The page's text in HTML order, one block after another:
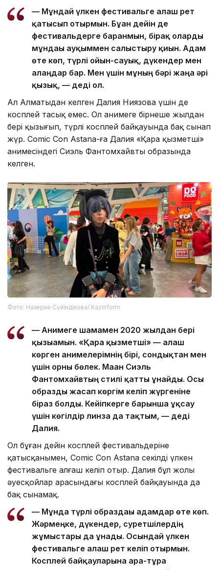
— Мұндай үлкен фестивальге алғаш рет
қатысып отырмын. Бұған дейін де
фестивальдерге барғанмын, бірақ оларды
мұндағы ауқыммен салыстыру қиын. Адам
өте көп, түрлі ойын-сауық, дүкендер мен
алаңдар бар. Мен үшін мұның бәрі жаңа әрі
қызық, — деді ол.
Ал Алматыдан келген Далия Ниязова үшін де
косплей таңсық емес. Ол анимеге бірнеше жылдан
бері қызығып, түрлі косплей байқауында бақ сынап
жүр. Comic Con Astana-ға Далия «Қара қызметші»
анимесіндегі Сиэль Фантомхайвтың образында
келген.
Фото: Назерке Сүйіндікова/ Kazinform
— Анимеге шамамен 2020 жылдан бері
қызығамын. «Қара қызметші» — алғаш
көрген анимелерімнің бірі, сондықтан мен
үшін орны бөлек. Маған Сиэль
Фантомхайвтың стилі қатты ұнайды. Осы
образды жасап көргім келіп жүргеніне
біраз болды. Кейіпкерге барынша ұқсау
үшін көгілдір линза да тақтым, — деді
Далия.
Ол бұған дейін косплей фестивальдеріне
қатысқанымен, Comic Con Astana секілді үлкен
фестивальге алғаш келіп отыр. Далия бұл жолы
әуесқойлар арасындағы косплей байқауында да
бақ сынамақ.
— Мұнда түрлі образдағы адамдар өте көп.
Жәрмеңке, дүкендер, суретшілердің
жұмыстары да ұнады. Осындай үлкен
фестивальге алғаш рет келіп отырмын.
Косплей байқауларына ара-тұра